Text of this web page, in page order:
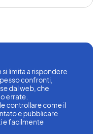
limita a rispondere
confronti,
dal web, che
errate.
controllare come il
e pubblicare
e facilmente